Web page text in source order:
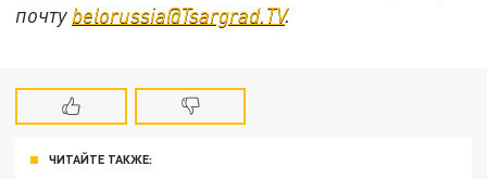
почту belorussia@Tsargrad.TV.
ЧИТАЙТЕ ТАКЖЕ: